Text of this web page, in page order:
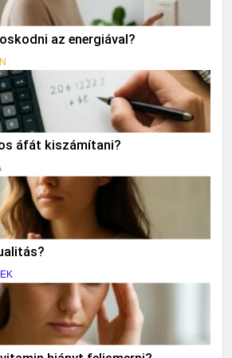
az energiával?
áfát kiszámítani?